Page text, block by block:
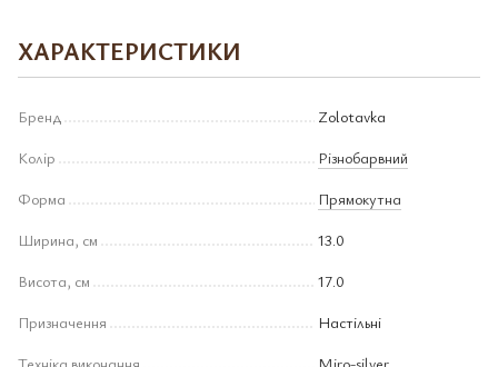
ХАРАКТЕРИСТИКИ
Бренд
Zolotavka
Колір
Різнобарвний
Форма
Прямокутна
Ширина, см
13.0
Висота, см
17.0
Призначення
Настільні
Техніка виконання
Miro-silver